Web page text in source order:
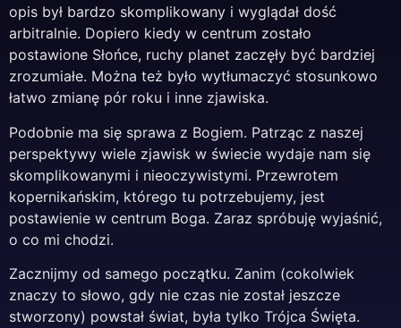
opis był bardzo skomplikowany i wyglądał dość
arbitralnie. Dopiero kiedy w centrum zostało
postawione Słońce, ruchy planet zaczęły być bardziej
zrozumiałe. Można też było wytłumaczyć stosunkowo
łatwo zmianę pór roku i inne zjawiska.
Podobnie ma się sprawa z Bogiem. Patrząc z naszej
perspektywy wiele zjawisk w świecie wydaje nam się
skomplikowanymi i nieoczywistymi. Przewrotem
kopernikańskim, którego tu potrzebujemy, jest
postawienie w centrum Boga. Zaraz spróbuję wyjaśnić,
o co mi chodzi.
Zacznijmy od samego początku. Zanim (cokolwiek
znaczy to słowo, gdy nie czas nie został jeszcze
stworzony) powstał świat, była tylko Trójca Święta.